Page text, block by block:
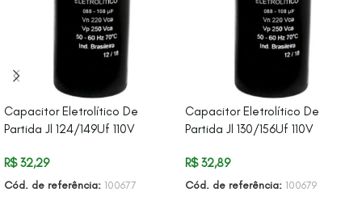
Capacitor Eletrolítico De
Partida Jl 124/149Uf 110V
R$32,29
Cód. de referência: 100677
Capacitor Eletrolítico De
Partida Jl 130/156Uf 110V
R$32,89
Cód. de referência: 100679